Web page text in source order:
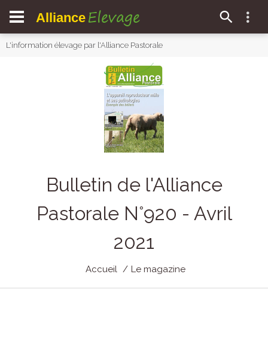
Alliance Elevage
L'information élevage par l'Alliance Pastorale
Bulletin de l'Alliance
Pastorale N°920 - Avril
2021
Accueil Le magazine